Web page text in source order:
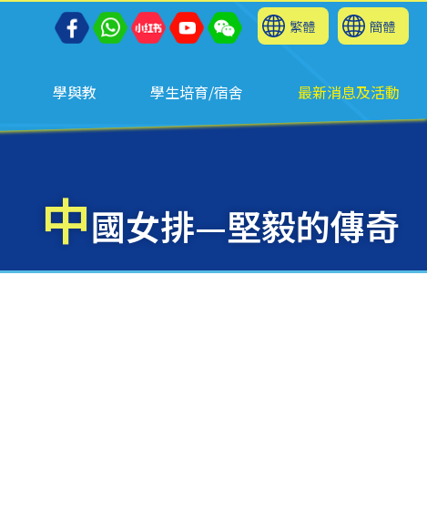
繁體 簡體
學與教 學生培育/宿舍 最新消息及活動
中國女排—堅毅的傳奇